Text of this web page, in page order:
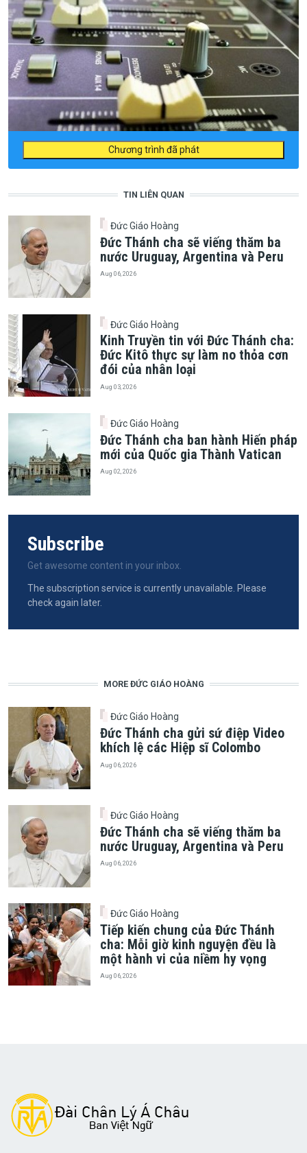
Chương trình đã phát
TIN LIÊN QUAN
Đức Giáo Hoàng
Đức Thánh cha sẽ viếng thăm ba
nước Uruguay, Argentina và Peru
Aug 06, 2026
Đức Giáo Hoàng
Kinh Truyền tin với Đức Thánh cha:
Đức Kitô thực sự làm no thỏa cơn
đói của nhân loại
Aug 03, 2026
Đức Giáo Hoàng
Đức Thánh cha ban hành Hiến pháp
mới của Quốc gia Thành Vatican
Aug 02, 2026
Subscribe
Get awesome content in your inbox.
The subscription service is currently unavailable. Please
check again later.
MORE ĐỨC GIÁO HOÀNG
Đức Giáo Hoàng
Đức Thánh cha gửi sứ điệp Video
khích lệ các Hiệp sĩ Colombo
Aug 06, 2026
Đức Giáo Hoàng
Đức Thánh cha sẽ viếng thăm ba
nước Uruguay, Argentina và Peru
Aug 06, 2026
Đức Giáo Hoàng
Tiếp kiến chung của Đức Thánh
cha: Mỗi giờ kinh nguyện đều là
một hành vi của niềm hy vọng
Aug 06, 2026